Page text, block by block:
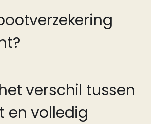
verschil tussen
en volledig